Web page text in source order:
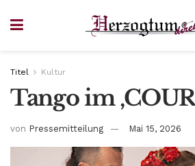
Titel Kultur
Tango im
von Pressemitteilung Mai 15, 2026